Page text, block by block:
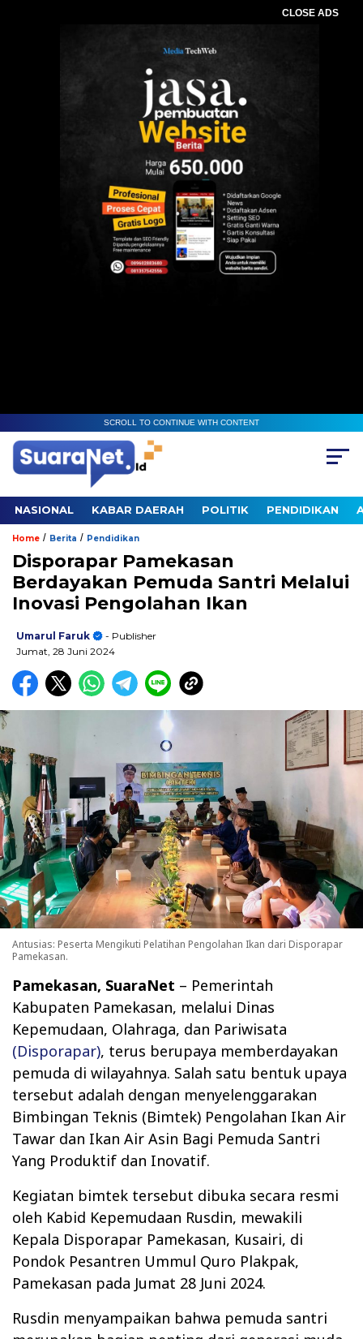
CLOSE ADS
SCROLL TO CONTINUE WITH CONTENT
NASIONAL KABAR DAERAH POLITIK PENDIDIKAN
Home / Berita / Pendidikan
Disporapar Pamekasan
Berdayakan Pemuda Santri Melalui
Inovasi Pengolahan Ikan
Umarul Faruk
- Publisher
Jumat, 28 Juni 2024
Antusias: Peserta Mengikuti Pelatihan Pengolahan Ikan dari Disporapar
Pamekasan.
Pamekasan, SuaraNet – Pemerintah
Kabupaten Pamekasan, melalui Dinas
Kepemudaan, Olahraga, dan Pariwisata
(Disporapar), terus berupaya memberdayakan
pemuda di wilayahnya. Salah satu bentuk upaya
tersebut adalah dengan menyelenggarakan
Bimbingan Teknis (Bimtek) Pengolahan Ikan Air
Tawar dan Ikan Air Asin Bagi Pemuda Santri
Yang Produktif dan Inovatif.
Kegiatan bimtek tersebut dibuka secara resmi
oleh Kabid Kepemudaan Rusdin, mewakili
Kepala Disporapar Pamekasan, Kusairi, di
Pondok Pesantren Ummul Quro Plakpak,
Pamekasan pada Jumat 28 Juni 2024.
Rusdin menyampaikan bahwa pemuda santri